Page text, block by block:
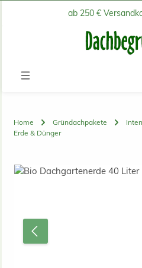
Zum Hauptinhalt springen
ab 250 €
Home Gründachpakete
Erde & Dünger
Bildergalerie überspringen